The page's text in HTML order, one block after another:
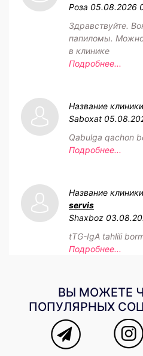
Роза 05.08.2026
Здравствуйте.
папиломы. Можно
в клинике
Подробнее...
Название
Saboxat
Qabulga qachon
Подробнее...
Название
servis
Shaxboz
tTG-IgA tahlili
Подробнее...
ВЫ МОЖЕТЕ
ПОПУЛЯРНЫХ